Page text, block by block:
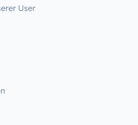
User